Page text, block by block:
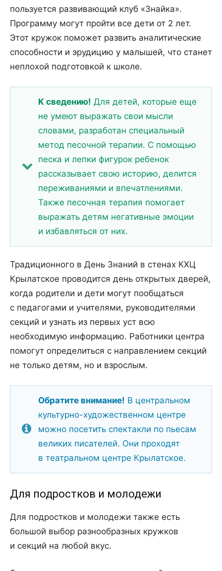
пользуется развивающий клуб «Знайка».
Программу могут пройти все дети от 2 лет.
Этот кружок поможет развить аналитические
способности и эрудицию у малышей, что станет
неплохой подготовкой к школе.
К сведению! Для детей, которые еще
не умеют выражать свои мысли
словами, разработан специальный
метод песочной терапии. С помощью
песка и лепки фигурок ребенок
рассказывает свою историю, делится
переживаниями и впечатлениями.
Также песочная терапия помогает
выражать детям негативные эмоции
и избавляться от них.
Традиционного в День Знаний в стенах КХЦ
Крылатское проводится день открытых дверей,
когда родители и дети могут пообщаться
с педагогами и учителями, руководителями
секций и узнать из первых уст всю
необходимую информацию. Работники центра
помогут определиться с направлением секций
не только детям, но и взрослым.
Обратите внимание! В центральном
культурно-художественном центре
можно посетить спектакли по пьесам
великих писателей. Они проходят
в театральном центре Крылатское.
Для подростков и молодежи
Для подростков и молодежи также есть
большой выбор разнообразных кружков
и секций на любой вкус.